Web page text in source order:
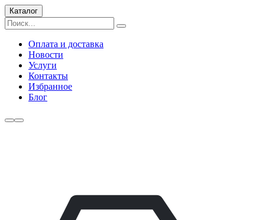
Каталог
Оплата и доставка
Новости
Услуги
Контакты
Избранное
Блог